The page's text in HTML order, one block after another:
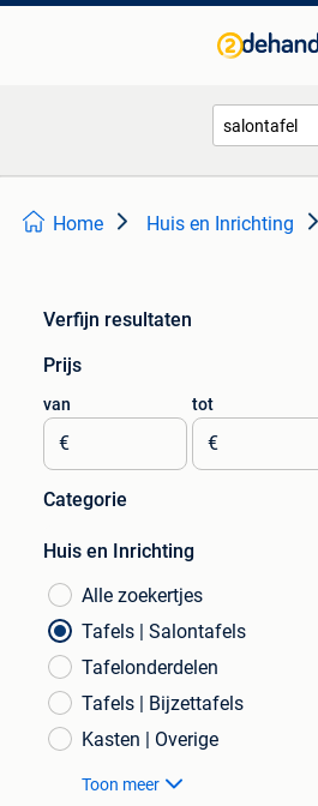
Home Huis en Inrichting
Verfijn resultaten
Prijs
van
€
tot
€
Categorie
Huis en Inrichting
Alle zoekertjes
Tafels | Salontafels
Tafelonderdelen
Tafels | Bijzettafels
Kasten | Overige
Toon meer